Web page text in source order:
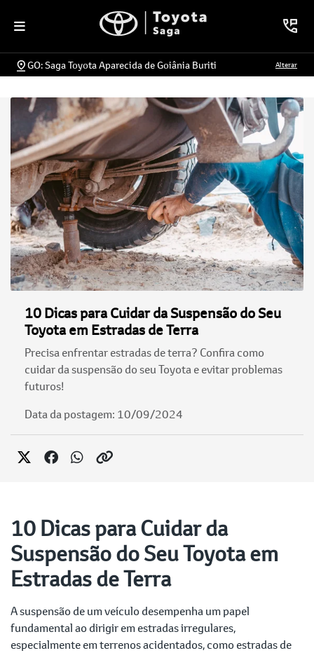
GO: Saga Toyota Aparecida de Goiânia Buriti Alterar
10 Dicas para Cuidar da Suspensão do Seu
Toyota em Estradas de Terra
Precisa enfrentar estradas de terra? Confira como
cuidar da suspensão do seu Toyota e evitar problemas
futuros!
Data da postagem: 10/09/2024
10 Dicas para Cuidar da
Suspensão do Seu Toyota em
Estradas de Terra
A suspensão de um veículo desempenha um papel
fundamental ao dirigir em estradas irregulares,
especialmente em terrenos acidentados, como estradas de